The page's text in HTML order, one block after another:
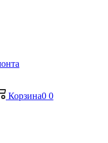
Корзина0 0